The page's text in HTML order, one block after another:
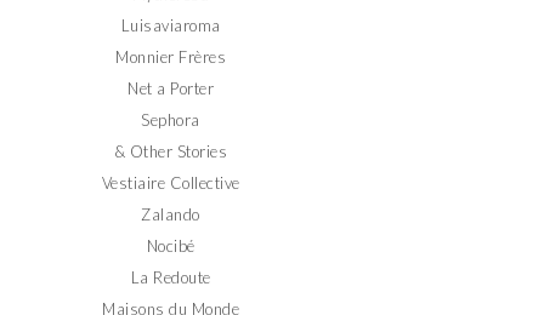
Luisaviaroma
Monnier Frères
Net a Porter
Sephora
& Other Stories
Vestiaire Collective
Zalando
Nocibé
La Redoute
Maisons du Monde